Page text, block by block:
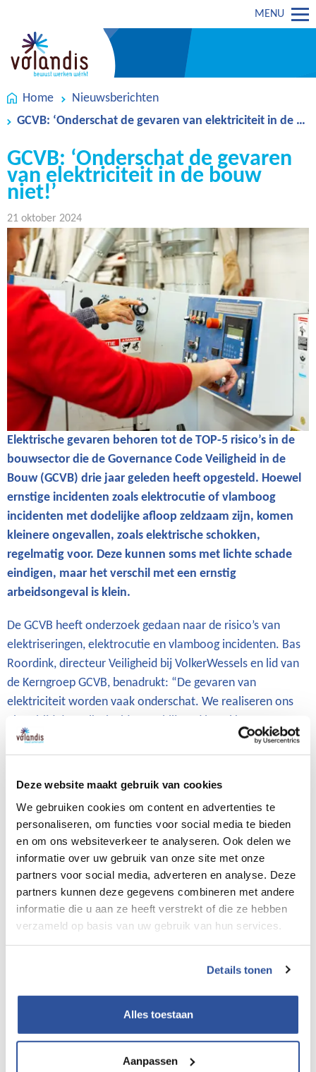
Deze website maakt gebruik van cookies
We gebruiken cookies om content en advertenties te
personaliseren, om functies voor social media te bieden
en om ons websiteverkeer te analyseren. Ook delen we
informatie over uw gebruik van onze site met onze
partners voor social media, adverteren en analyse. Deze
partners kunnen deze gegevens combineren met andere
informatie die u aan ze heeft verstrekt of die ze hebben
verzameld op basis van uw gebruik van hun services.
Details tonen
Alles toestaan
Aanpassen
MENU
Home
Nieuwsberichten
GCVB: ‘Onderschat de gevaren van elektriciteit in de bouw niet!’
GCVB: ‘Onderschat de gevaren
van elektriciteit in de bouw
niet!’
21 oktober 2024
Elektrische gevaren behoren tot de TOP-5 risico’s in de
bouwsector die de Governance Code Veiligheid in de
Bouw (GCVB) drie jaar geleden heeft opgesteld. Hoewel
ernstige incidenten zoals elektrocutie of vlamboog
incidenten met dodelijke afloop zeldzaam zijn, komen
kleinere ongevallen, zoals elektrische schokken,
regelmatig voor. Deze kunnen soms met lichte schade
eindigen, maar het verschil met een ernstig
arbeidsongeval is klein.
De GCVB heeft onderzoek gedaan naar de risico’s van
elektriseringen, elektrocutie en vlamboog incidenten. Bas
Roordink, directeur Veiligheid bij VolkerWessels en lid van
de Kerngroep GCVB, benadrukt: “De gevaren van
elektriciteit worden vaak onderschat. We realiseren ons
veroorzaken.”
Ondanks de vele veiligheidsmaatregelen die al in de
bouwsector zijn ingevoerd om elektrocutie en vlamboog
incidenten te voorkomen, gebeuren er toch nog te vaak
ongevallen. Uit data van de GCVB blijkt dat incidenten met
elektriciteit vaak voorkomen bij diverse werkzaamheden,
zoals elektrotechnische klussen, bouwkundige activiteiten
en het gebruik van elektrisch handgereedschap. Het risico
is bijvoorbeeld aanwezig bij kabels in muren, bij
ondergrondse kabels of bij elektrische installaties. De
geregistreerd in relatie tot dit risico.
Bewustwording vergroten
GCVB extra in op het vergroten van de bewustwording